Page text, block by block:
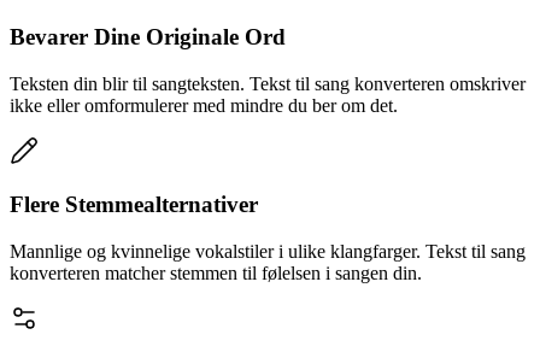
Bevarer Dine Originale Ord
Teksten din blir til sangteksten. Tekst til sang konverteren omskriver
ikke eller omformulerer med mindre du ber om det.
Flere Stemmealternativer
Mannlige og kvinnelige vokalstiler i ulike klangfarger. Tekst til sang
konverteren matcher stemmen til følelsen i sangen din.